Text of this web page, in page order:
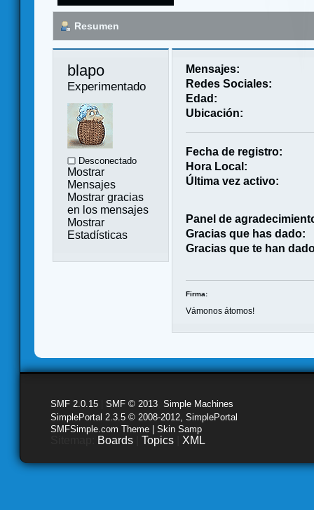
Resumen
blapo
Experimentado
Desconectado
Mostrar
Mensajes
Mostrar gracias
en los mensajes
Mostrar
Estadísticas
Mensajes:
Redes Sociales:
Edad:
Ubicación:
Fecha de registro:
Hora Local:
Última vez activo:
Panel de
Gracias que has dado:
Gracias que te han
Firma:
Vámonos átomos!
SMF 2.0.15 SMF © 2013 Simple Machines
SimplePortal 2.3.5 © 2008-2012, SimplePortal
SMFSimple.com Theme | Skin Samp
Boards Topics XML